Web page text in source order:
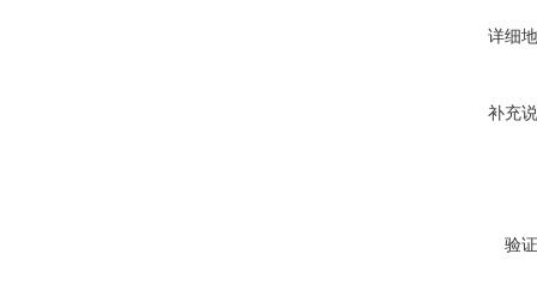
详细
补充
验